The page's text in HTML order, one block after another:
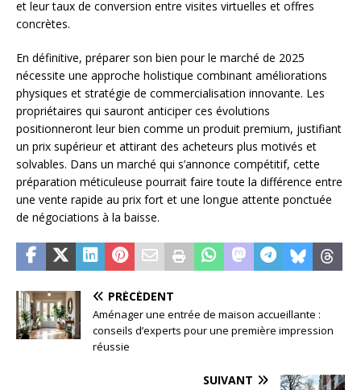
et leur taux de conversion entre visites virtuelles et offres
concrètes.
En définitive, préparer son bien pour le marché de 2025
nécessite une approche holistique combinant améliorations
physiques et stratégie de commercialisation innovante. Les
propriétaires qui sauront anticiper ces évolutions
positionneront leur bien comme un produit premium, justifiant
un prix supérieur et attirant des acheteurs plus motivés et
solvables. Dans un marché qui s’annonce compétitif, cette
préparation méticuleuse pourrait faire toute la différence entre
une vente rapide au prix fort et une longue attente ponctuée
de négociations à la baisse.
PRÉCÉDENT
Aménager une entrée de maison accueillante :
conseils d’experts pour une première impression
réussie
SUIVANT